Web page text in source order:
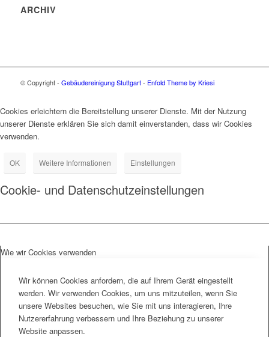
ARCHIV
© Copyright - Gebäudereinigung Stuttgart- Enfold Theme by Kriesi
Cookies erleichtern die Bereitstellung unserer Dienste. Mit der Nutzung
unserer Dienste erklären Sie sich damit einverstanden, dass wir Cookies
verwenden.
OK Weitere Informationen Einstellungen
Cookie- und Datenschutzeinstellungen
Wie wir Cookies verwenden
Wir können Cookies anfordern, die auf Ihrem Gerät eingestellt
werden. Wir verwenden Cookies, um uns mitzuteilen, wenn Sie
unsere Websites besuchen, wie Sie mit uns interagieren, Ihre
Nutzererfahrung verbessern und Ihre Beziehung zu unserer
Website anpassen.